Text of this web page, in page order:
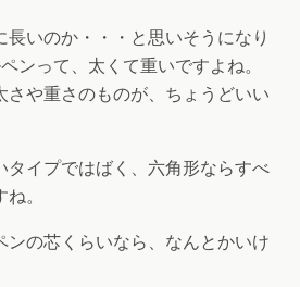
いのか・・・と思いそうになり
ンって、太くて重いですよね。
さや重さのものが、ちょうどいい
タイプではばく、六角形ならすべ
。
ンの芯くらいなら、なんとかいけ